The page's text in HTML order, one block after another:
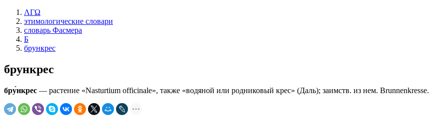
ΛΓΩ
этимологические словари
словарь Фасмера
Б
брункрес
брункрес
бру́нкрес — растение «Nasturtium officinale», также «водяной или родниковый крес» (Даль); заимств. из нем. Brunnenkresse.